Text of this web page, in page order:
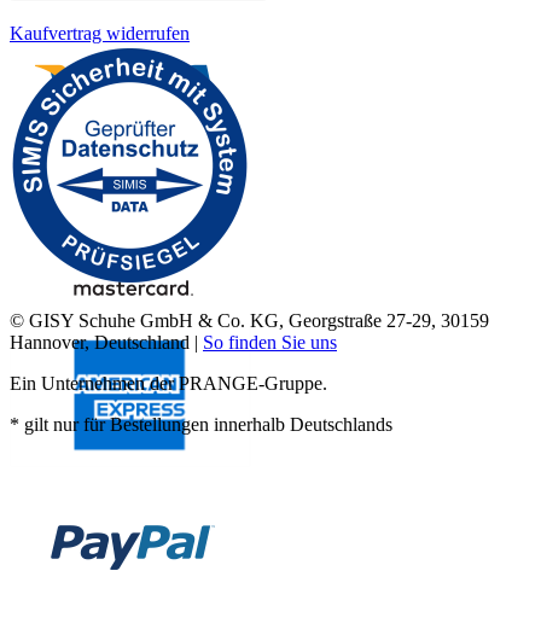
Kaufvertrag widerrufen
© GISY Schuhe GmbH & Co. KG, Georgstraße 27-29, 30159
Hannover, Deutschland | So finden Sie uns
Ein Unternehmen der PRANGE-Gruppe.
* gilt nur für Bestellungen innerhalb Deutschlands